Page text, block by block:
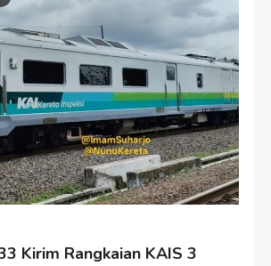
Kirim Rangkaian KAIS 3